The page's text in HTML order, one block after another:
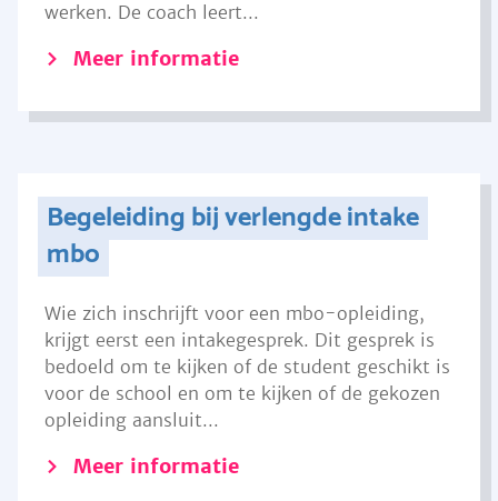
werken. De coach leert...
Meer informatie
Begeleiding bij verlengde intake
mbo
Wie zich inschrijft voor een mbo-opleiding,
krijgt eerst een intakegesprek. Dit gesprek is
bedoeld om te kijken of de student geschikt is
voor de school en om te kijken of de gekozen
opleiding aansluit...
Meer informatie